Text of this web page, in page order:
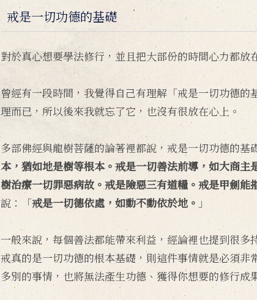
戒是一切功德的基礎
對於真心想要學法修行，並且把大部份的時間心力都放
曾經有一段時間，我覺得自己有理解「戒是一切功德
理而已，所以後來我就忘了它，也沒有很放在心上。
多部佛經與龍樹菩薩的論著裡都說，戒是一切功德的
本，猶如地是樹等根本。戒是一切善法前導，如大商
樹治療一切罪惡病故。戒是險惡三有道糧。戒是甲劍
說：「戒是一切德依處，如動不動依於地。 」
一般來說，每個善法都能帶來利益，經論裡也提到很
戒真的是一切功德的根本基礎，則這件事情就是必須
多別的事情，也將無法產生功德、獲得你想要的修行成